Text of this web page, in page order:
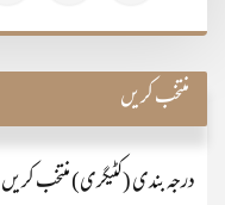
منتخب کریں
درجہ بندی (کٹیگری) منتخب کریں